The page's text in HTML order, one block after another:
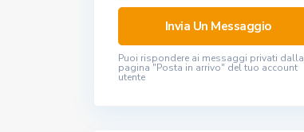
Puoi rispondere ai messaggi privati ​​dalla
pagina "Posta in arrivo" del tuo account
utente